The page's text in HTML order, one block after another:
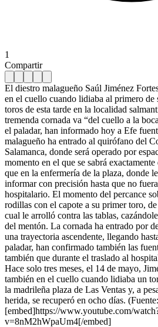
1
Compartir
El diestro malagueño Saúl Jiménez
en el cuello cuando lidiaba al primero de
toros de esta tarde en la localidad
tremenda cornada va “del cuello a la
el paladar, han informado hoy a Efe
malagueño ha entrado al quirófano del
Salamanca, donde será operado por
momento en el que se sabrá
que en la enfermería de la plaza, donde
informar con precisión hasta que no
hospitalario. El momento del percance
rodillas con el capote a su primer toro,
cual le arrolló contra las tablas,
del mentón. La cornada ha entrado por
una trayectoria ascendente, llegando
paladar, han confirmado también las
también que durante el traslado al
Hace solo tres meses, el 14 de mayo,
también en el cuello cuando lidiaba un
la madrileña plaza de Las Ventas y, a
herida, se recuperó en ocho días.
[embed]https://www.youtube.com/
v=8nM2hWpaUm4[/embed]